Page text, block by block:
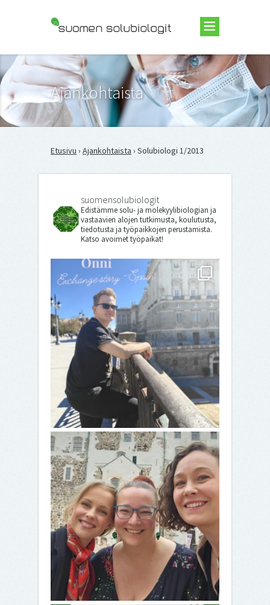
Suomen Solubiologit ry
Ajankohtaista
Etusivu › Ajankohtaista › Solubiologi 1/2013
suomensolubiologit
Edistämme solu- ja molekyylibiologian ja
vastaavien alojen tutkimusta, koulutusta,
tiedotusta ja työpaikkojen perustamista.
Katso avoimet työpaikat!